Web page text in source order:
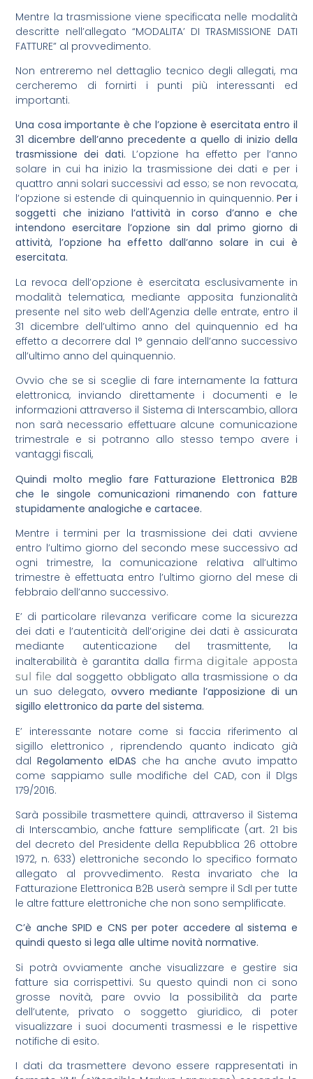
Mentre la trasmissione viene specificata nelle modalità
descritte nell’allegato “MODALITA’ DI TRASMISSIONE DATI
FATTURE” al provvedimento.
Non entreremo nel dettaglio tecnico degli allegati, ma
cercheremo di fornirti i punti più interessanti ed
importanti.
Una cosa importante è che l’opzione è esercitata entro il
31 dicembre dell’anno precedente a quello di inizio della
trasmissione dei dati. L’opzione ha effetto per l’anno
solare in cui ha inizio la trasmissione dei dati e per i
quattro anni solari successivi ad esso; se non revocata,
l’opzione si estende di quinquennio in quinquennio.Per i
soggetti che iniziano l’attività in corso d’anno e che
intendono esercitare l’opzione sin dal primo giorno di
attività, l’opzione ha effetto dall’anno solare in cui è
esercitata.
La revoca dell’opzione è esercitata esclusivamente in
modalità telematica, mediante apposita funzionalità
presente nel sito web dell’Agenzia delle entrate, entro il
31 dicembre dell’ultimo anno del quinquennio ed ha
effetto a decorrere dal 1° gennaio dell’anno successivo
all’ultimo anno del quinquennio.
Ovvio che se si sceglie di fare internamente la fattura
elettronica, inviando direttamente i documenti e le
informazioni attraverso il Sistema di Interscambio, allora
non sarà necessario effettuare alcune comunicazione
trimestrale e si potranno allo stesso tempo avere i
vantaggi fiscali,
Quindi molto meglio fare Fatturazione Elettronica B2B
che le singole comunicazioni rimanendo con fatture
stupidamente analogiche e cartacee.
Mentre i termini per la trasmissione dei dati avviene
entro l’ultimo giorno del secondo mese successivo ad
ogni trimestre, la comunicazione relativa all’ultimo
trimestre è effettuata entro l’ultimo giorno del mese di
febbraio dell’anno successivo.
E’ di particolare rilevanza verificare come la sicurezza
dei dati e l’autenticità dell’origine dei dati è assicurata
mediante autenticazione del trasmittente, la
inalterabilità è garantita dalla firma digitale apposta
sul file dal soggetto obbligato alla trasmissione o da
un suo delegato,ovvero mediante l’apposizione di un
sigillo elettronico da parte del sistema.
E’ interessante notare come si faccia riferimento al
sigillo elettronico , riprendendo quanto indicato già
dalRegolamento eIDAS che ha anche avuto impatto
come sappiamo sulle modifiche del CAD, con il Dlgs
179/2016.
Sarà possibile trasmettere quindi, attraverso il Sistema
di Interscambio, anche fatture semplificate (art. 21 bis
del decreto del Presidente della Repubblica 26 ottobre
1972, n. 633) elettroniche secondo lo specifico formato
allegato al provvedimento. Resta invariato che la
Fatturazione Elettronica B2B userà sempre il SdI per tutte
le altre fatture elettroniche che non sono semplificate.
C’è anche SPID e CNS per poter accedere al sistema e
quindi questo si lega alle ultime novità normative.
Si potrà ovviamente anche visualizzare e gestire sia
fatture sia corrispettivi. Su questo quindi non ci sono
grosse novità, pare ovvio la possibilità da parte
dell’utente, privato o soggetto giuridico, di poter
visualizzare i suoi documenti trasmessi e le rispettive
notifiche di esito.
I dati da trasmettere devono essere rappresentati in